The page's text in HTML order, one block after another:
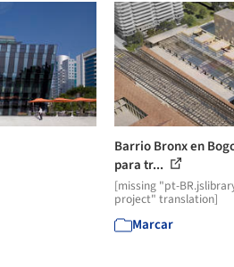
Barrio Bronx en
para tr...
[missing "pt-
project" translation]
Marcar